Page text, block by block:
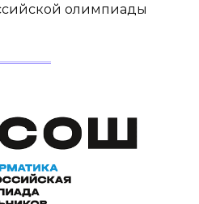
олимпиады